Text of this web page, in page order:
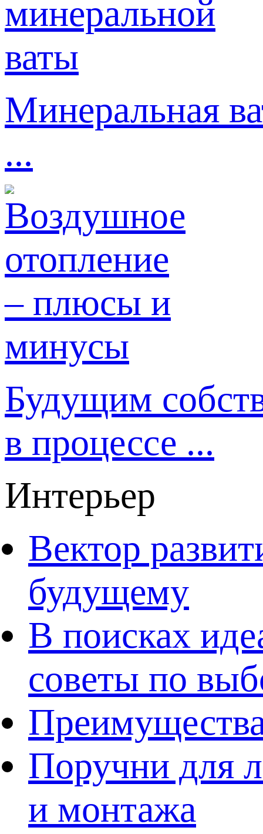
Минеральная
...
Будущим
в процессе ...
Интерьер
Вектор
будущему
В поисках
советы по
Поручни для
и монтажа